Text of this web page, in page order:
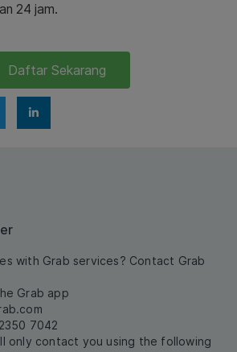
24 jam.
Daftar Sekarang
with Grab services? Contact Grab
Grab app
7042
only contact you using the following